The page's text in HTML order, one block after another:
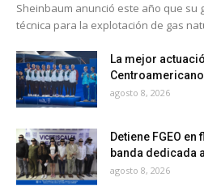
Sheinbaum anunció este año que su
técnica para la explotación de gas
La mejor
agosto 8, 2026
Detiene FGEO
banda dedicada
agosto 8, 2026